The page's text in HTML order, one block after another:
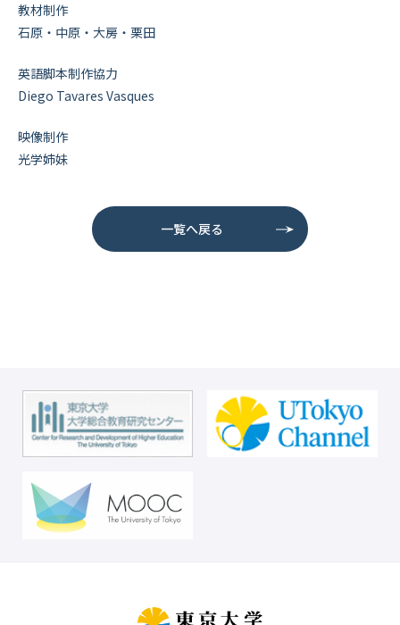
教材制作
石原・中原・大房・栗田
英語脚本制作協力
Diego Tavares Vasques
映像制作
光学姉妹
一覧へ戻る